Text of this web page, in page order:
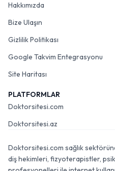
Hakkımızda
Bize Ulaşın
Gizlilik Politikası
Google Takvim Entegrasyonu
Site Haritası
PLATFORMLAR
Doktorsitesi.com
Doktorsitesi.az
Doktorsitesi.com sağlık
diş hekimleri, fizyoterapistler,